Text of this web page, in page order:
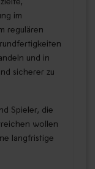
im
regulären
und in
sicherer zu
Spieler, die
wollen
langfristige